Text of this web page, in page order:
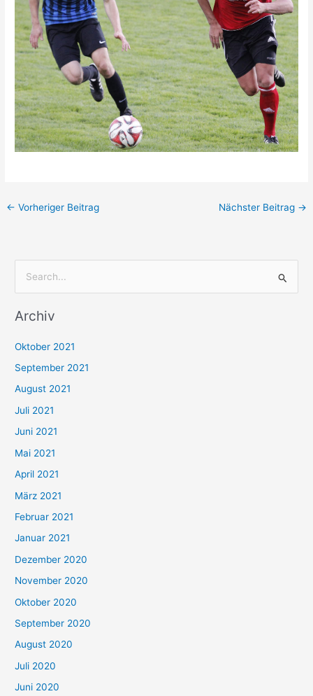
← Vorheriger Beitrag Nächster Beitrag →
c
n
n
a
c
h
:
Archiv
Oktober 2021
September 2021
August 2021
Juli 2021
Juni 2021
Mai 2021
April 2021
März 2021
Februar 2021
Januar 2021
Dezember 2020
November 2020
Oktober 2020
September 2020
August 2020
Juli 2020
Juni 2020